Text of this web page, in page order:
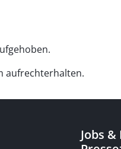
aufrechterhalten.
Jobs